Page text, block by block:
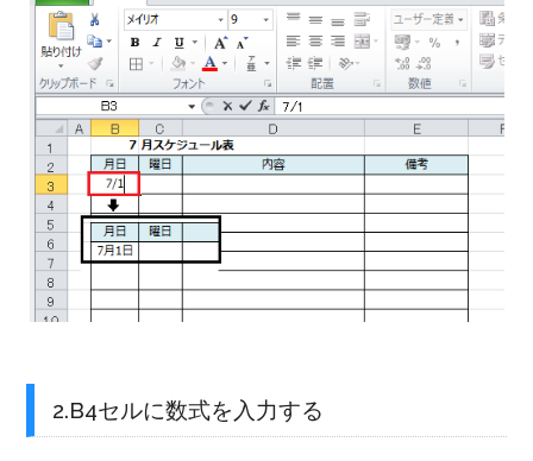
2.B4セルに数式を入力する